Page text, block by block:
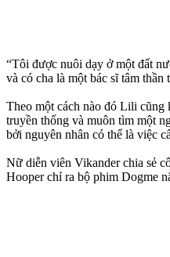
“Tôi được nuôi dạy ở một đất
và có cha là một bác sĩ tâm
Theo một cách nào đó Lili cũng
truyền thống và muôn tìm một
bởi nguyên nhân có thể là việc
Nữ diễn viên Vikander chia sẻ
Hooper chỉ ra bộ phim Dogme